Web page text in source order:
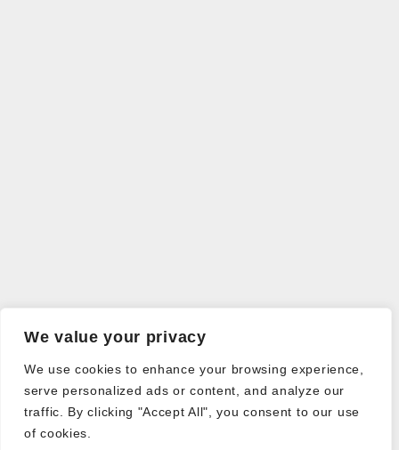
We value your privacy
We use cookies to enhance your browsing experience,
serve personalized ads or content, and analyze our
traffic. By clicking "Accept All", you consent to our use
of cookies.